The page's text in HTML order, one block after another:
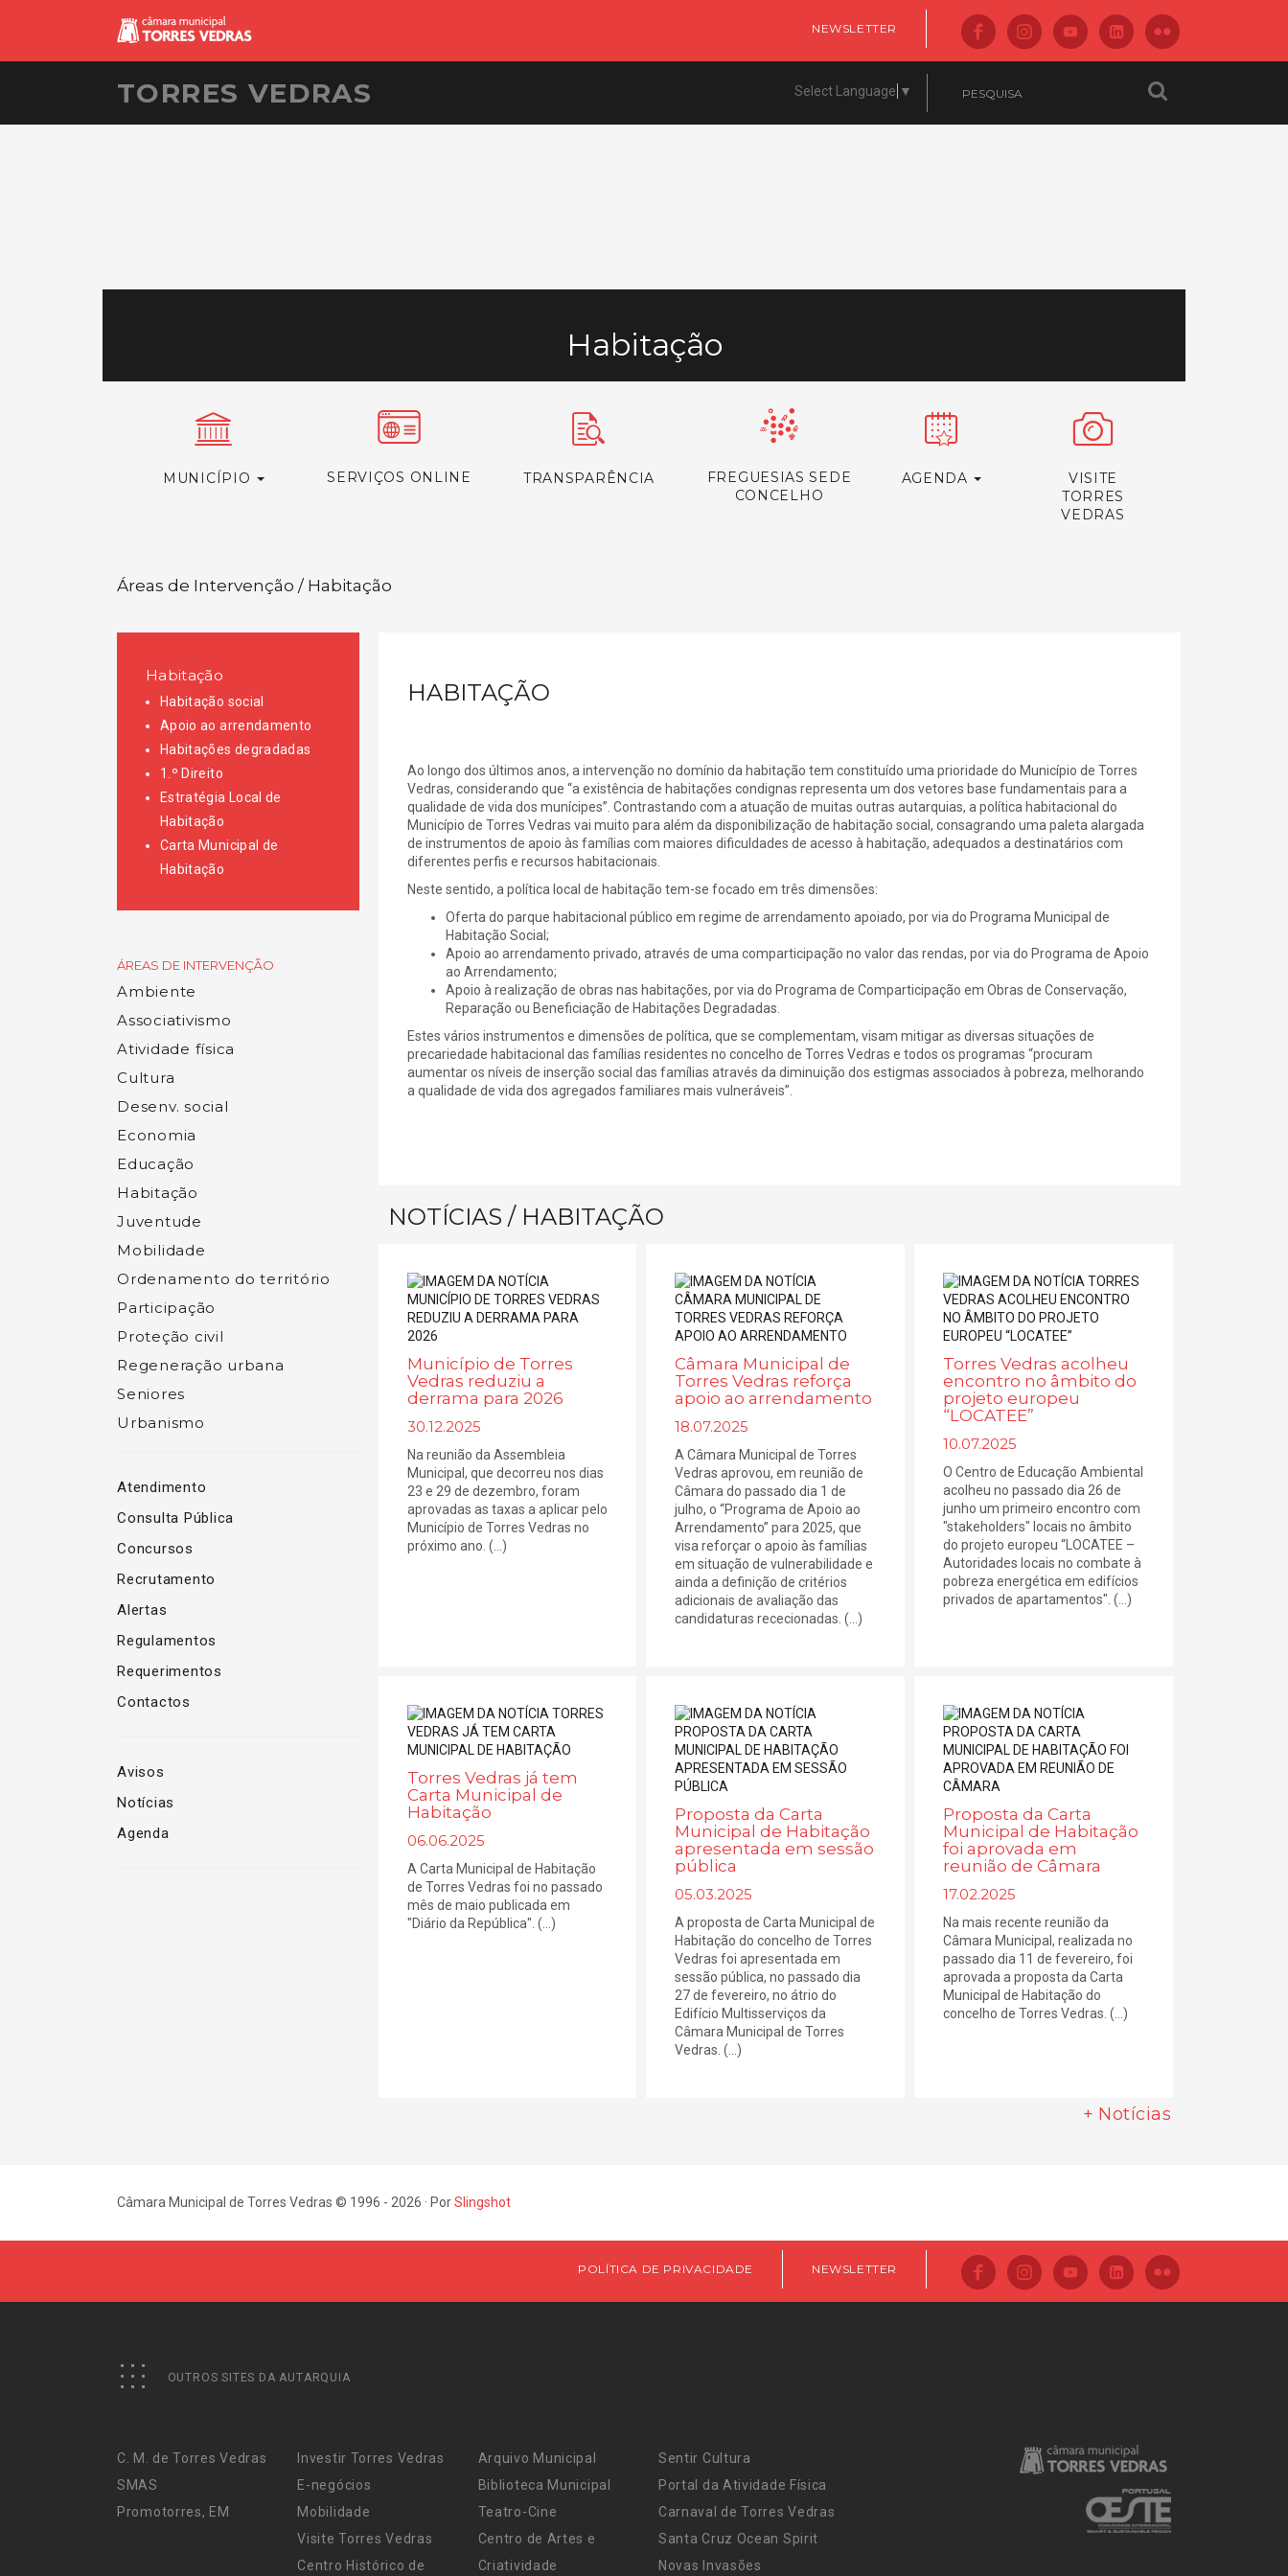
NEWSLETTER
TORRES VEDRAS Select Language ▼
Habitação
MUNICÍPIO SERVIÇOS ONLINE TRANSPARÊNCIA
FREGUESIAS SEDE
CONCELHO
AGENDA
VISITE
TORRES
VEDRAS
Áreas de Intervenção / Habitação
Habitação
Habitação social
Apoio ao arrendamento
Habitações degradadas
1.º Direito
Estratégia Local de
Habitação
Carta Municipal de
Habitação
ÁREAS DE INTERVENÇÃO
Ambiente
Associativismo
Atividade física
Cultura
Desenv. social
Economia
Educação
Habitação
Juventude
Mobilidade
Ordenamento do território
Participação
Proteção civil
Regeneração urbana
Seniores
Urbanismo
Atendimento
Consulta Pública
Concursos
Recrutamento
Alertas
Regulamentos
Requerimentos
Contactos
Avisos
Notícias
Agenda
HABITAÇÃO
Ao longo dos últimos anos, a intervenção no domínio da habitação tem constituído uma prioridade do Município de Torres
Vedras, considerando que “a existência de habitações condignas representa um dos vetores base fundamentais para a
qualidade de vida dos munícipes”. Contrastando com a atuação de muitas outras autarquias, a política habitacional do
Município de Torres Vedras vai muito para além da disponibilização de habitação social, consagrando uma paleta alargada
de instrumentos de apoio às famílias com maiores dificuldades de acesso à habitação, adequados a destinatários com
diferentes perfis e recursos habitacionais.
Neste sentido, a política local de habitação tem-se focado em três dimensões:
Oferta do parque habitacional público em regime de arrendamento apoiado, por via do Programa Municipal de
Habitação Social;
Apoio ao arrendamento privado, através de uma comparticipação no valor das rendas, por via do Programa de Apoio
ao Arrendamento;
Apoio à realização de obras nas habitações, por via do Programa de Comparticipação em Obras de Conservação,
Reparação ou Beneficiação de Habitações Degradadas.
Estes vários instrumentos e dimensões de política, que se complementam, visam mitigar as diversas situações de
precariedade habitacional das famílias residentes no concelho de Torres Vedras e todos os programas “procuram
aumentar os níveis de inserção social das famílias através da diminuição dos estigmas associados à pobreza, melhorando
a qualidade de vida dos agregados familiares mais vulneráveis”.
NOTÍCIAS / HABITAÇÃO
Município de Torres
Vedras reduziu a
derrama para 2026
30.12.2025
Na reunião da Assembleia
Municipal, que decorreu nos dias
23 e 29 de dezembro, foram
aprovadas as taxas a aplicar pelo
Município de Torres Vedras no
próximo ano. (...)
Câmara Municipal de
Torres Vedras reforça
apoio ao arrendamento
18.07.2025
A Câmara Municipal de Torres
Vedras aprovou, em reunião de
Câmara do passado dia 1 de
julho, o “Programa de Apoio ao
Arrendamento” para 2025, que
visa reforçar o apoio às famílias
em situação de vulnerabilidade e
ainda a definição de critérios
adicionais de avaliação das
candidaturas rececionadas. (...)
Torres Vedras acolheu
encontro no âmbito do
projeto europeu
“LOCATEE”
10.07.2025
O Centro de Educação Ambiental
acolheu no passado dia 26 de
junho um primeiro encontro com
"stakeholders" locais no âmbito
do projeto europeu “LOCATEE –
Autoridades locais no combate à
pobreza energética em edifícios
privados de apartamentos". (...)
Torres Vedras já tem
Carta Municipal de
Habitação
06.06.2025
A Carta Municipal de Habitação
de Torres Vedras foi no passado
mês de maio publicada em
"Diário da República". (...)
Proposta da Carta
Municipal de Habitação
apresentada em sessão
pública
05.03.2025
A proposta de Carta Municipal de
Habitação do concelho de Torres
Vedras foi apresentada em
sessão pública, no passado dia
27 de fevereiro, no átrio do
Edifício Multisserviços da
Câmara Municipal de Torres
Vedras. (...)
Proposta da Carta
Municipal de Habitação
foi aprovada em
reunião de Câmara
17.02.2025
Na mais recente reunião da
Câmara Municipal, realizada no
passado dia 11 de fevereiro, foi
aprovada a proposta da Carta
Municipal de Habitação do
concelho de Torres Vedras. (...)
+ Notícias
Câmara Municipal de Torres Vedras © 1996 - 2026 · PorSlingshot
POLÍTICA DE PRIVACIDADE NEWSLETTER
OUTROS SITES DA AUTARQUIA
C. M. de Torres Vedras
SMAS
Promotorres, EM
Investir Torres Vedras
E-negócios
Mobilidade
Visite Torres Vedras
Centro Histórico de
Arquivo Municipal
Biblioteca Municipal
Teatro-Cine
Centro de Artes e
Criatividade
Sentir Cultura
Portal da Atividade Física
Carnaval de Torres Vedras
Santa Cruz Ocean Spirit
Novas Invasões